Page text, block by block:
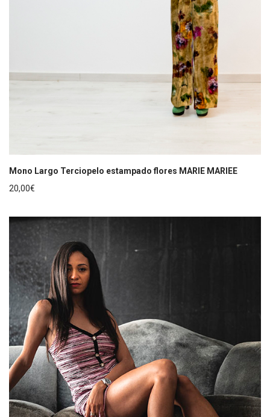
Mono Largo Terciopelo estampado flores MARIE MARIEE
20,00€